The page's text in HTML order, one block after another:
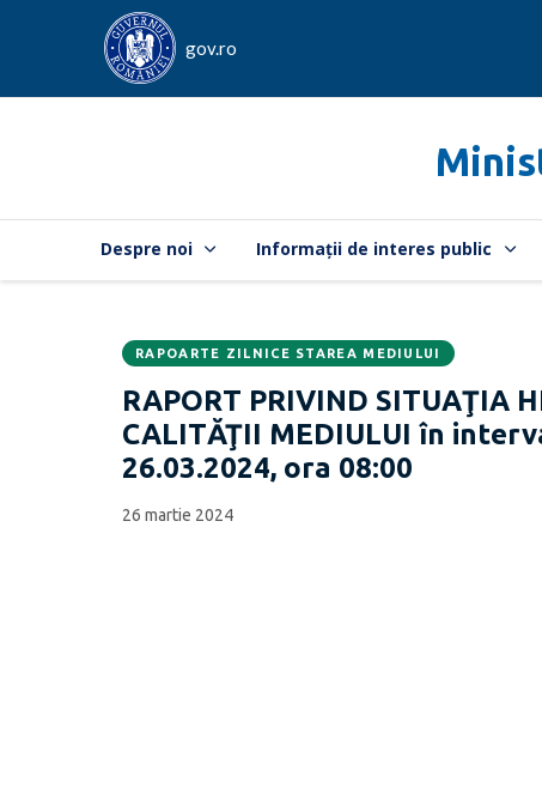
gov.ro
Despre noi Informații de interes public
CATEGORIA:
RAPOARTE ZILNICE STAREA MEDIULUI
RAPORT PRIVIND SITUAŢIA
CALITĂŢII MEDIULUI în
26.03.2024, ora 08:00
Data
publicării:
26 martie 2024